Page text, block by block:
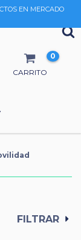
EN MERCADO
CARRITO
0
FILTRAR